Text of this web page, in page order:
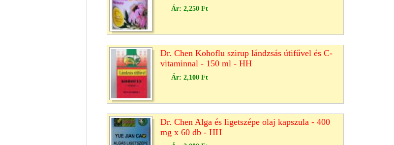
Ár: 2,250 Ft
Dr. Chen Kohoflu szirup lándzsás útifűvel és C-
vitaminnal - 150 ml - HH
Ár: 2,100 Ft
Dr. Chen Alga és ligetszépe olaj kapszula - 400
mg x 60 db - HH